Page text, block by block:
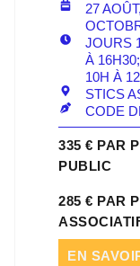
27
JOURS
À
10H À
STICS
CODE
335 € PAR
PUBLIC
285 € PAR
EN